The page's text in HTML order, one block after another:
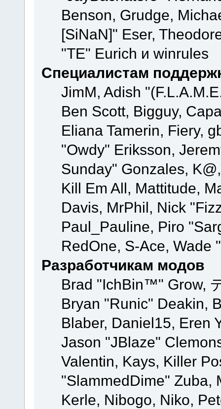
Benson, Grudge,
[SiNaN]" Eser,
"TE" Eurich и winrules
Специалистам
JimM, Adish
Ben Scott, Bigguy,
Eliana Tamerin, Fiery,
"Owdy" Eriksson,
Sunday" Gonzales,
Kill Em All, Mattitude,
Davis, MrPhil, Nick
Paul_Pauline, Piro
RedOne, S-Ace,
Разработчикам модов
Brad "IchBin™" Grow,
Bryan "Runic" Deakin,
Blaber, Daniel15, Eren
Jason "JBlaze"
Valentin, Kays, Killer
"SlammedDime" Zuba,
Kerle, Nibogo, Niko,